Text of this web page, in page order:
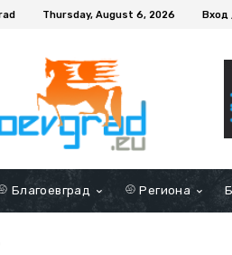
Thursday, August 6, 2026 Вход
Благоевград Региона